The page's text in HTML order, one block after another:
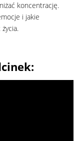
koncentrację.
i jakie